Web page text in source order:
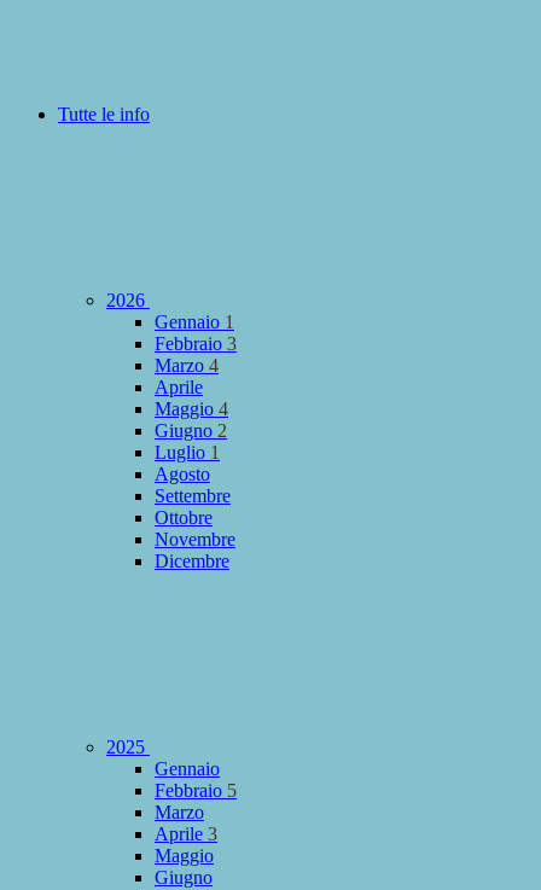
Tutte le info
2026
Gennaio 1
Febbraio 3
Marzo 4
Aprile
Maggio 4
Giugno 2
Luglio 1
Agosto
Settembre
Ottobre
Novembre
Dicembre
2025
Gennaio
Febbraio 5
Marzo
Aprile 3
Maggio
Giugno